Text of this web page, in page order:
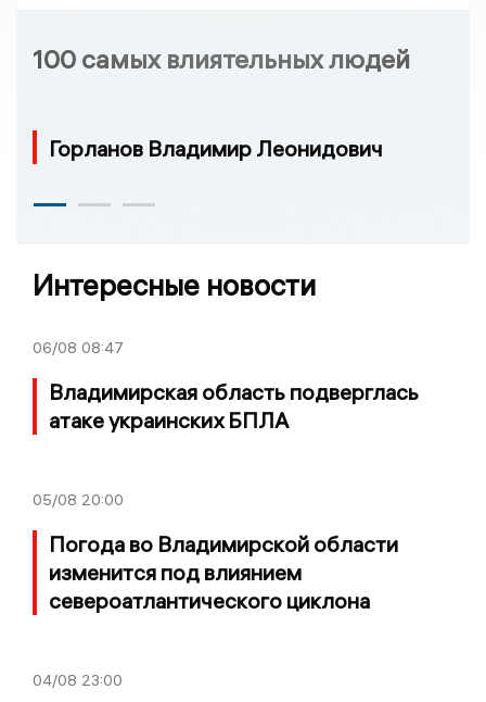
100 самых влиятельных людей
Горланов Владимир Леонидович
Интересные новости
06/08 08:47
Владимирская область подверглась
атаке украинских БПЛА
05/08 20:00
Погода во Владимирской области
изменится под влиянием
североатлантического циклона
04/08 23:00